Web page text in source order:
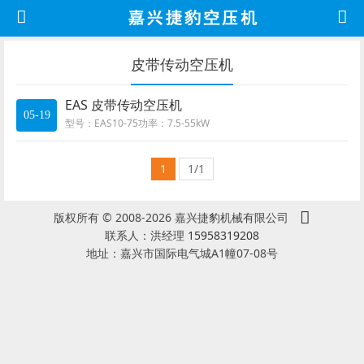
皮带传动空压机
05-19
EAS 皮带传动空压机
型号：EAS10-75功率：7.5-55kW
1 1/1
版权所有 © 2008-2026 嘉兴捷豹机械有限公司
联系人：洪经理 15958319208
地址：嘉兴市国际电气城A1幢07-08号